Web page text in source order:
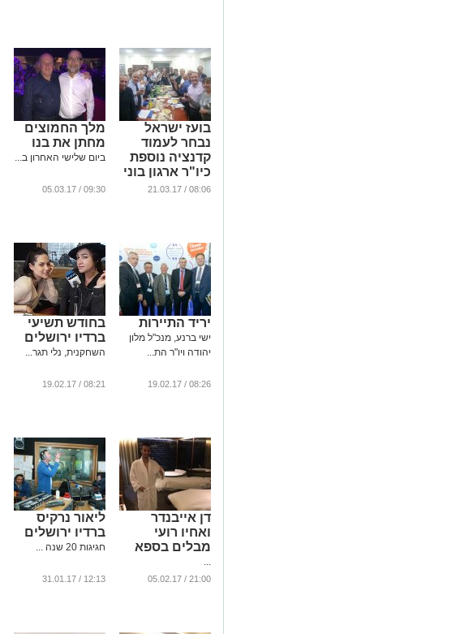
המקומי
...
בועז ישראל
נבחר לעמוד
קדנציה נוספת
כיו"ר ארגון בוני
ירושלים
08:06 / 21.03.17
מלך החמוצים
מחתן את בנו
ביום שלישי האחרון ב...
09:30 / 05.03.17
יריד התיירות
ישי ברנע, מנכ"ל מלון
יהודה ויו"ר הת...
08:26 / 19.02.17
בחודש תשיעי
ברדיו ירושלים
השחקנית, נלי תגר...
08:21 / 19.02.17
דן אייבנדר
ואחיו רועי
מבלים בספא
...
21:00 / 05.02.17
ליאור נרקיס
ברדיו ירושלים
חגיגות 20 שנה ...
12:13 / 31.01.17